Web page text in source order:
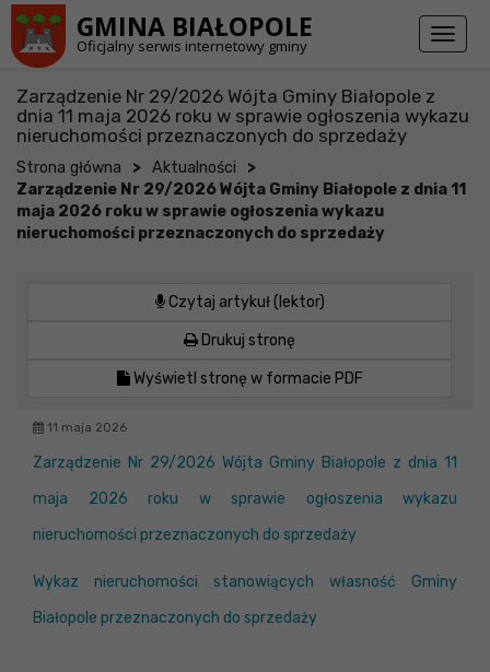
GMINA BIAŁOPOLE
Oficjalny serwis internetowy gminy
Toggle
Zarządzenie Nr 29/2026 Wójta Gminy Białopole z
dnia 11 maja 2026 roku w sprawie ogłoszenia wykazu
nieruchomości przeznaczonych do sprzedaży
Strona główna > Aktualności >
Zarządzenie Nr 29/2026 Wójta Gminy Białopole z dnia 11
maja 2026 roku w sprawie ogłoszenia wykazu
nieruchomości przeznaczonych do sprzedaży
Czytaj artykuł (lektor)
Drukuj stronę
Wyświetl stronę w formacie PDF
11 maja 2026
Zarządzenie Nr 29/2026 Wójta Gminy Białopole z dnia 11
maja 2026 roku w sprawie ogłoszenia wykazu
nieruchomości przeznaczonych do sprzedaży
Wykaz nieruchomości stanowiących własność Gminy
Białopole przeznaczonych do sprzedaży